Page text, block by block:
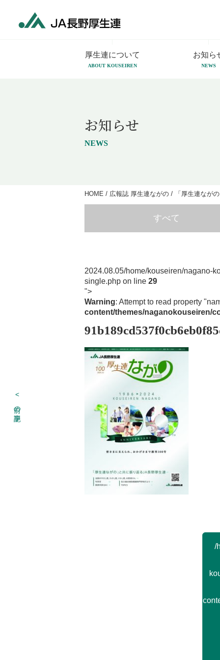
厚生連について
ABOUT KOUSEIREN
お知ら
NEWS
お知らせ
NEWS
HOME / 広報誌 厚生連ながの / 「厚生連なが
すべて
2024.08.05/home/kouseiren/nagano-
single.php on line 29
">
Warning: Attempt to read property
content/themes/naganokouseiren/
<
前の記事
/